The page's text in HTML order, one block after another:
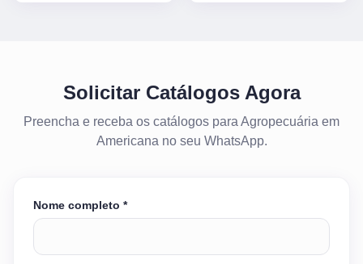
Solicitar Catálogos Agora
Preencha e receba os catálogos para Agropecuária em
Americana no seu WhatsApp.
Nome completo *